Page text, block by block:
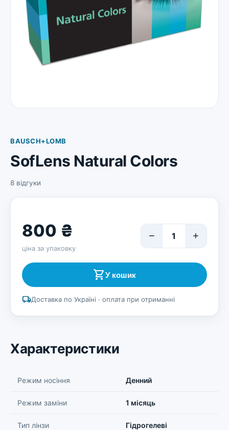
BAUSCH+LOMB
SofLens Natural Colors
8 відгуки
800 ₴
ціна за упаковку
− 1 +
shopping_cartУ кошик
local_shippingДоставка по Україні · оплата при отриманні
Характеристики
Режим носіння Денний
Режим заміни 1 місяць
Тип лінзи Гідрогелеві